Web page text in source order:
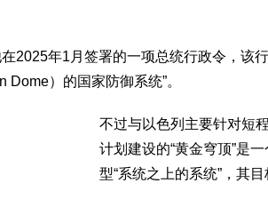
在2025年1月签署的一项总统行政令，该
Dome）的国家防御系统”。
不过与以色列主要针对短
计划建设的“黄金穹顶”是
型“系统之上的系统”，其目